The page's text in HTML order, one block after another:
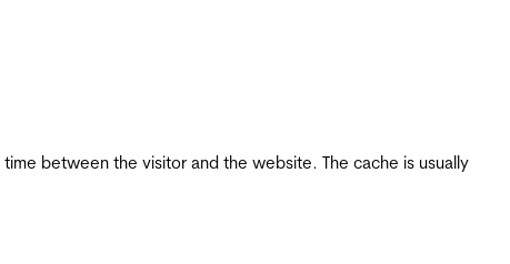
between the visitor and the website. The cache is usually